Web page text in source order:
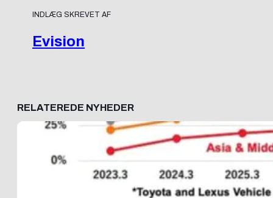
INDLÆG SKREVET AF
Evision
RELATEREDE NYHEDER